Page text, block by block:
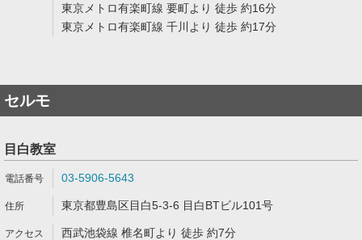
東京メトロ有楽町線 要町より 徒歩 約16分
東京メトロ有楽町線 千川より 徒歩 約17分
セルモ
目白教室
03-5906-5643
東京都豊島区目白5-3-6 目白BTビル101号
西武池袋線 椎名町より 徒歩 約7分